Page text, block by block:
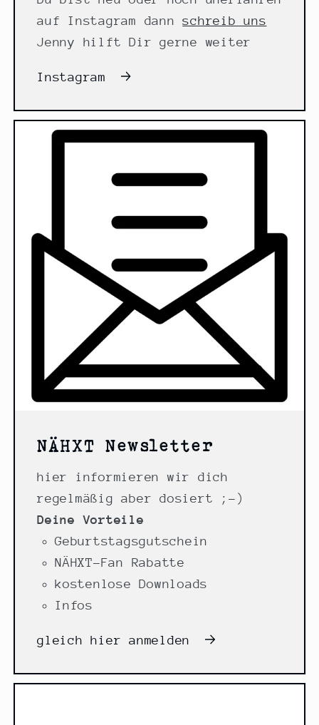
auf Instagram dannschreib uns
Jenny hilft Dir gerne weiter
Instagram
NÄHXT Newsletter
hier informieren wir dich
regelmäßig aber dosiert ;-)
Deine Vorteile
Geburtstagsgutschein
NÄHXT-Fan Rabatte
kostenlose Downloads
Infos
gleich hier anmelden